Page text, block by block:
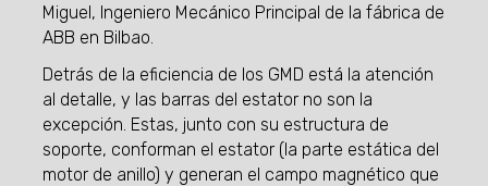
Miguel, Ingeniero Mecánico Principal de la fábrica de
ABB en Bilbao.
Detrás de la eficiencia de los GMD está la atención
al detalle, y las barras del estator no son la
excepción. Estas, junto con su estructura de
soporte, conforman el estator (la parte estática del
motor de anillo) y generan el campo magnético que